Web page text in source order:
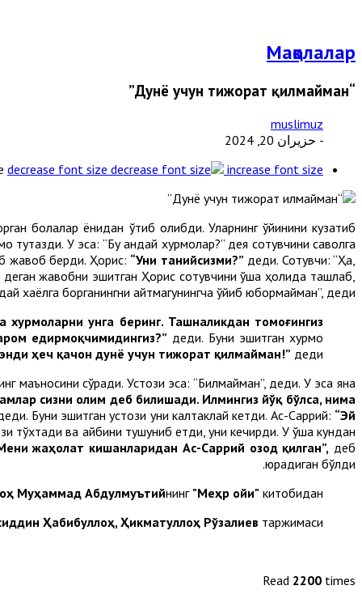
Мақолалар
“Дунё учун тижорат қилмайман”
muslimuz
- حزيران 20, 2024
decrease font size increase font size
болалар ёнидан ўтиб қолибди. Уларнинг ўйинини кузатиб
У эса: “Бу қандай хурмолар?” дея сотувчини саволга
жавоб берди. Ҳорис: “Уни танийсизми?” деди. Сотувчи: “Ҳа,
деган жавобни эшитган Ҳорис сотувчини ўша ҳолида ташлаб,
хаёлга борганингни айтмагунингча қўйиб юбормайман”, деди.
хурмоларни унга беринг. Ташналикдан томоғингиз
едирмоқчимидингиз?” деди. Буни эшитган хурмо
ҳеч қачон дунё учун тижорат қилмайман!” деди.
маъносини сўради. Устози эса: “Билмайман”, деди. У эса яна
сизни олим деб билишади. Илмингиз йўқ бўлса, нима
Буни эшитган устози уни калтаклай кетди. Ас-Саррий: “Эй
тўхтади ва айбини тушуниб етди, уни кечирди. У ўша кундан
жаҳолат кишанларидан Ас-Саррий озод қилган”, деб
юрадиган бўлди.
Муҳаммад Абдулмуътийнинг "Меҳр ойи" китобидан
Ҳабибуллоҳ, Ҳикматуллоҳ Рўзалиев таржимаси.
Read 2200 times